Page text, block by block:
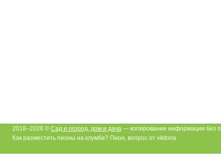
2018–2026 © Сад и огород, дом и дача— копирование информации без
Как разместить пионы на клумбе? Пион, вопрос от viktoria